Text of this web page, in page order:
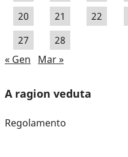
20
21 22
27
28
« Gen
Mar »
A ragion veduta
Regolamento